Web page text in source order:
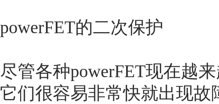
powerFET的二次保护
尽管各种powerFET现在越
它们很容易非常快就出现故